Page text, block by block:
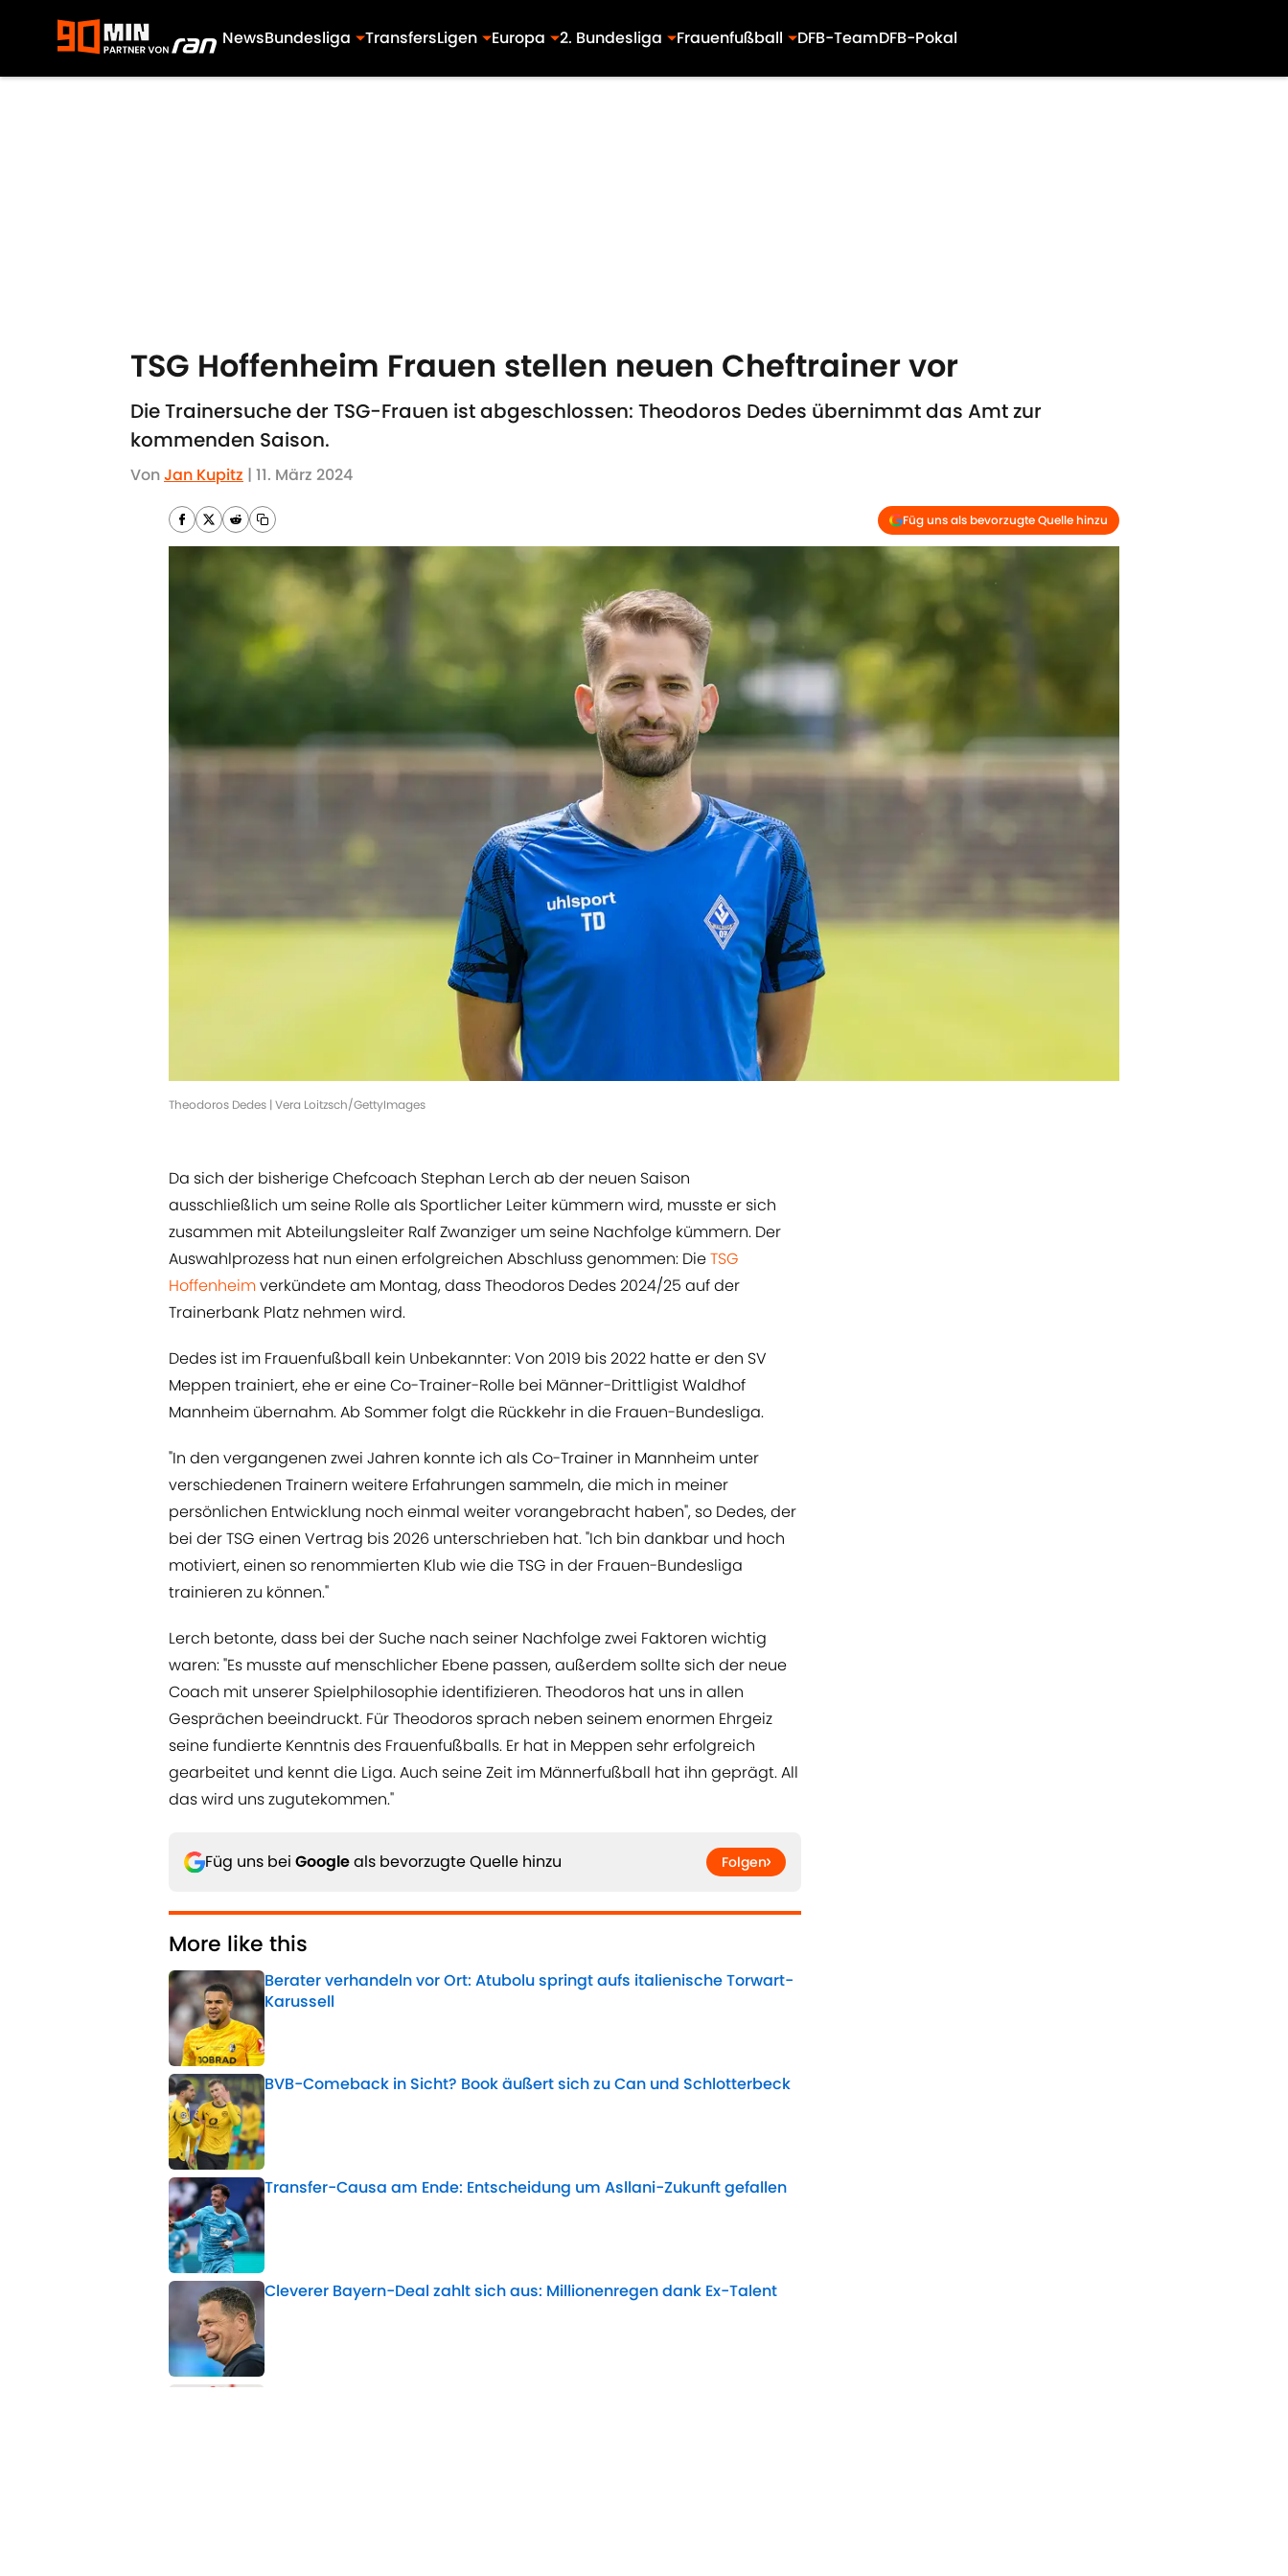
NewsBundesliga TransfersLigen Europa 2. Bundesliga Frauenfußball DFB-TeamDFB-Pokal
TSG Hoffenheim Frauen stellen neuen Cheftrainer vor
Die Trainersuche der TSG-Frauen ist abgeschlossen: Theodoros Dedes übernimmt das Amt zur
kommenden Saison.
VonJan Kupitz | 11. März 2024
Füg uns als bevorzugte Quelle hinzu
Theodoros Dedes | Vera Loitzsch/GettyImages
Da sich der bisherige Chefcoach Stephan Lerch ab der neuen Saison
ausschließlich um seine Rolle als Sportlicher Leiter kümmern wird, musste er sich
zusammen mit Abteilungsleiter Ralf Zwanziger um seine Nachfolge kümmern. Der
Auswahlprozess hat nun einen erfolgreichen Abschluss genommen: DieTSG
Hoffenheimverkündete am Montag, dass Theodoros Dedes 2024/25 auf der
Trainerbank Platz nehmen wird.
Dedes ist im Frauenfußball kein Unbekannter: Von 2019 bis 2022 hatte er den SV
Meppen trainiert, ehe er eine Co-Trainer-Rolle bei Männer-Drittligist Waldhof
Mannheim übernahm. Ab Sommer folgt die Rückkehr in die Frauen-Bundesliga.
"In den vergangenen zwei Jahren konnte ich als Co-Trainer in Mannheim unter
verschiedenen Trainern weitere Erfahrungen sammeln, die mich in meiner
persönlichen Entwicklung noch einmal weiter vorangebracht haben", so Dedes, der
bei der TSG einen Vertrag bis 2026 unterschrieben hat. "Ich bin dankbar und hoch
motiviert, einen so renommierten Klub wie die TSG in der Frauen-Bundesliga
trainieren zu können."
Lerch betonte, dass bei der Suche nach seiner Nachfolge zwei Faktoren wichtig
waren: "Es musste auf menschlicher Ebene passen, außerdem sollte sich der neue
Coach mit unserer Spielphilosophie identifizieren. Theodoros hat uns in allen
Gesprächen beeindruckt. Für Theodoros sprach neben seinem enormen Ehrgeiz
seine fundierte Kenntnis des Frauenfußballs. Er hat in Meppen sehr erfolgreich
gearbeitet und kennt die Liga. Auch seine Zeit im Männerfußball hat ihn geprägt. All
das wird uns zugutekommen."
Füg uns bei Googleals bevorzugte Quelle hinzu Folgen
More like this
Berater verhandeln vor Ort: Atubolu springt aufs italienische Torwart-
Karussell
BVB-Comeback in Sicht? Book äußert sich zu Can und Schlotterbeck
Published by on Invalid Date
Transfer-Causa am Ende: Entscheidung um Asllani-Zukunft gefallen
Published by on Invalid Date
Cleverer Bayern-Deal zahlt sich aus: Millionenregen dank Ex-Talent
Published by on Invalid Date